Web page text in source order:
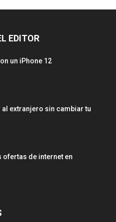
EDITOR
un iPhone 12
al extranjero sin cambiar tu
ofertas de internet en